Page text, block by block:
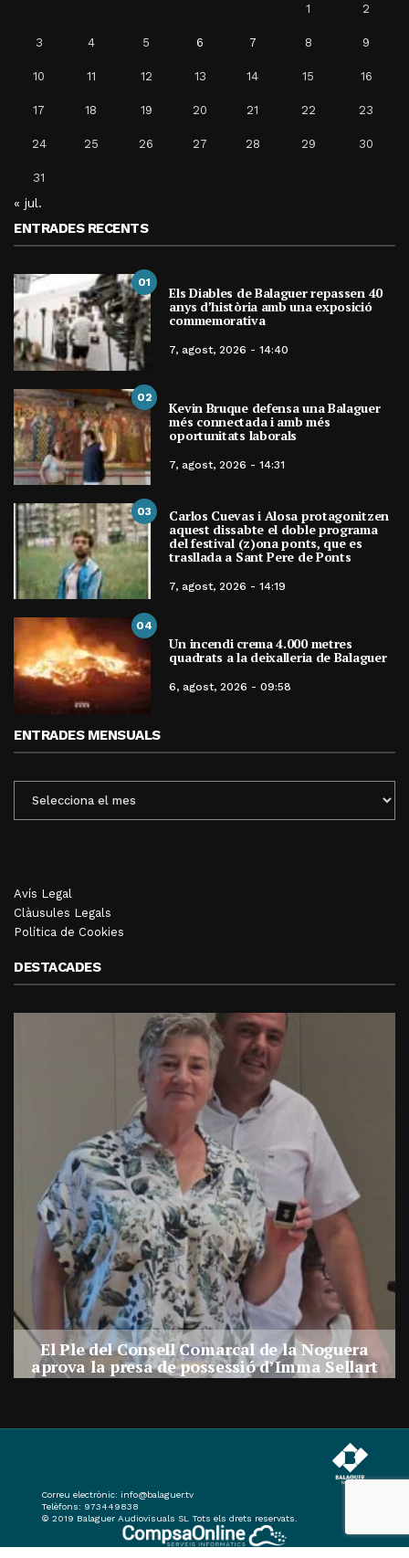
1 2
3 4 5 6 7 8 9
10 11 12 13 14 15 16
17 18 19 20 21 22 23
24 25 26 27 28 29 30
31
« jul.
ENTRADES RECENTS
01
Els Diables de Balaguer repassen 40
anys d’història amb una exposició
commemorativa
7, agost, 2026 - 14:40
02
Kevin Bruque defensa una Balaguer
més connectada i amb més
oportunitats laborals
7, agost, 2026 - 14:31
03 Carlos Cuevas i Alosa protagonitzen
aquest dissabte el doble programa
del festival (z)ona ponts, que es
trasllada a Sant Pere de Ponts
7, agost, 2026 - 14:19
04
Un incendi crema 4.000 metres
quadrats a la deixalleria de Balaguer
6, agost, 2026 - 09:58
ENTRADES MENSUALS
MENSUALS
Avís Legal
Clàusules Legals
Política de Cookies
DESTACADES
El Ple del Consell Comarcal de la Noguera
aprova la presa de possessió d’Imma Sellart
com a nova consellera comarcal
Correu electrònic: info@balaguer.tv
Telèfons: 973449838
© 2019 Balaguer Audiovisuals SL Tots els drets reservats.